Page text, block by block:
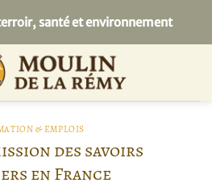
santé et environnement
& EMPLOIS
des savoirs
en France